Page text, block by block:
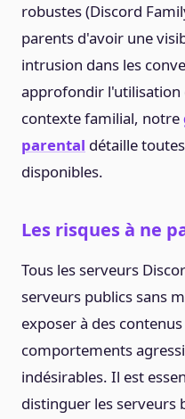
robustes (Discord
parents d'avoir une
intrusion dans les
approfondir l'utilisation
contexte familial, notre
parental détaille
disponibles.
Les risques à ne
Tous les serveurs
serveurs publics sans
exposer à des
comportements
indésirables. Il est
distinguer les serveurs